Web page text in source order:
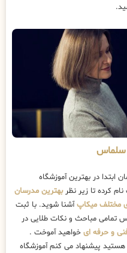
سلماس
ابتدا در بهترین آموزشگاه
کرده تا زیر نظربهترین مدرسان
مختلف میکاپآشنا شوید. با ثبت
تمامی مباحث و نکات طلایی در
و حرفه ای خواهید آموخت .
پیشنهاد می کنم آموزشگاه